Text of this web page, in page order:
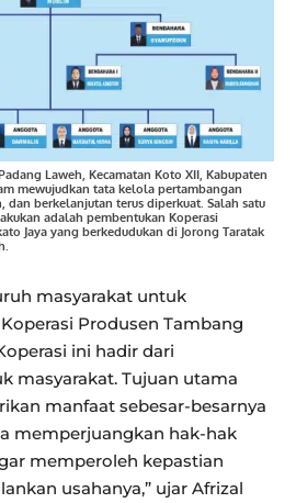
Laweh, Kecamatan Koto XII, Kabupaten
mewujudkan tata kelola pertambangan
berkelanjutan terus diperkuat. Salah satu
adalah pembentukan Koperasi
Jaya yang berkedudukan di Jorong Taratak
masyarakat untuk
Produsen Tambang
ini hadir dari
masyarakat. Tujuan utama
manfaat sebesar-besarnya
memperjuangkan hak-hak
memperoleh kepastian
usahanya,” ujar Afrizal